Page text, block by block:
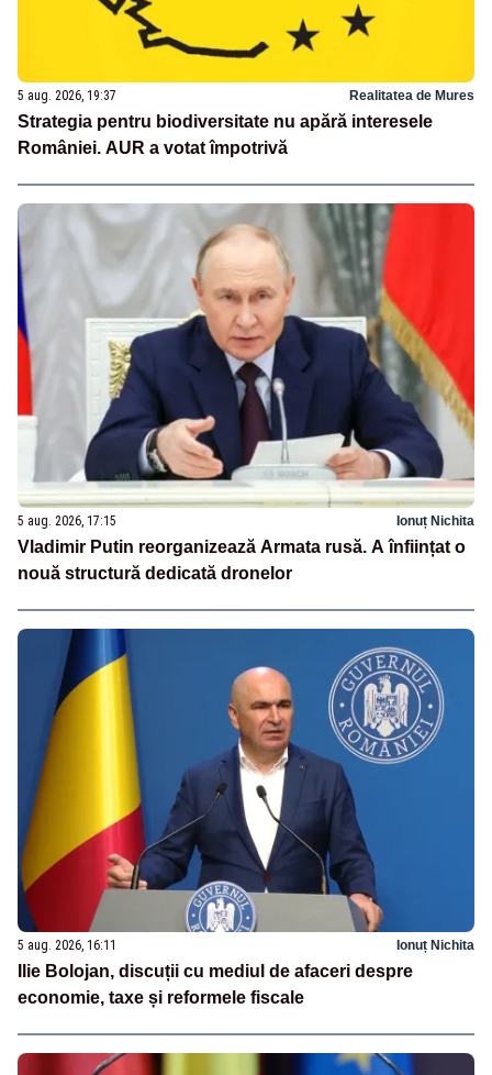
5 aug. 2026, 19:37 Realitatea de Mures
Strategia pentru biodiversitate nu apără interesele
României. AUR a votat împotrivă
5 aug. 2026, 17:15 Ionuț Nichita
Vladimir Putin reorganizează Armata rusă. A înființat o
nouă structură dedicată dronelor
5 aug. 2026, 16:11 Ionuț Nichita
Ilie Bolojan, discuții cu mediul de afaceri despre
economie, taxe și reformele fiscale